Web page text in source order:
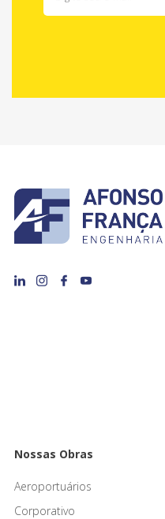
Nossas Obras
Aeroportuários
Corporativo